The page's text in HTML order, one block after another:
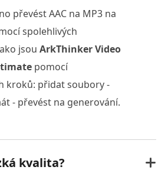
převést AAC na MP3 na
spolehlivých
jsou ArkThinker Video
pomocí
kroků: přidat soubory -
- převést na generování.
kvalita?